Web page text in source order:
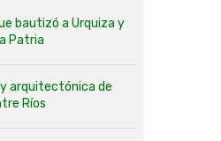
bautizó a Urquiza y
Patria
y arquitectónica de
Ríos